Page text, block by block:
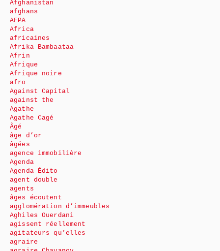
Afghanistan
afghans
AFPA
Africa
africaines
Afrika Bambaataa
Afrin
Afrique
Afrique noire
afro
Against Capital
against the
Agathe
Agathe Cagé
Âgé
âge d’or
âgées
agence immobilière
Agenda
Agenda Édito
agent double
agents
âges écoutent
agglomération d’immeubles
Aghiles Ouerdani
agissent réellement
agitateurs qu’elles
agraire